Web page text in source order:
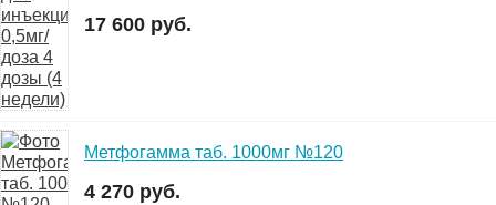
17 600 руб.
Метфогамма таб. 1000мг №120
4 270 руб.